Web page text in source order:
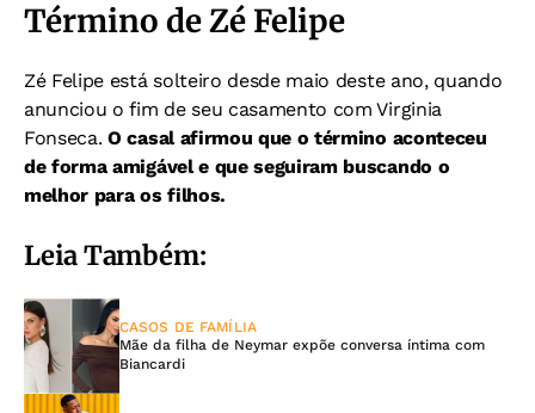
Término de Zé Felipe
Zé Felipe está solteiro desde maio deste ano, quando
anunciou o fim de seu casamento com Virginia
Fonseca.O casal afirmou que o término aconteceu
de forma amigável e que seguiram buscando o
melhor para os filhos.
Leia Também:
CASOS DE FAMÍLIA
Mãe da filha de Neymar expõe conversa íntima com
Biancardi